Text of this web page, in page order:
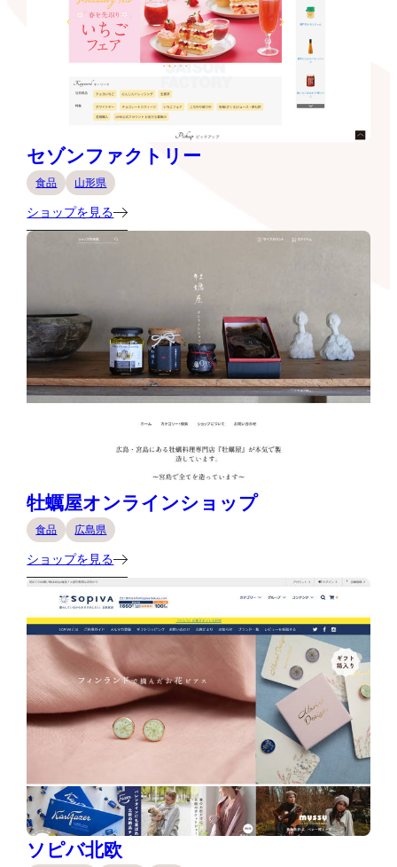
セゾンファクトリー
食品 山形県
ショップを見る
牡蠣屋オンラインショップ
食品 広島県
ショップを見る
ソピバ北欧